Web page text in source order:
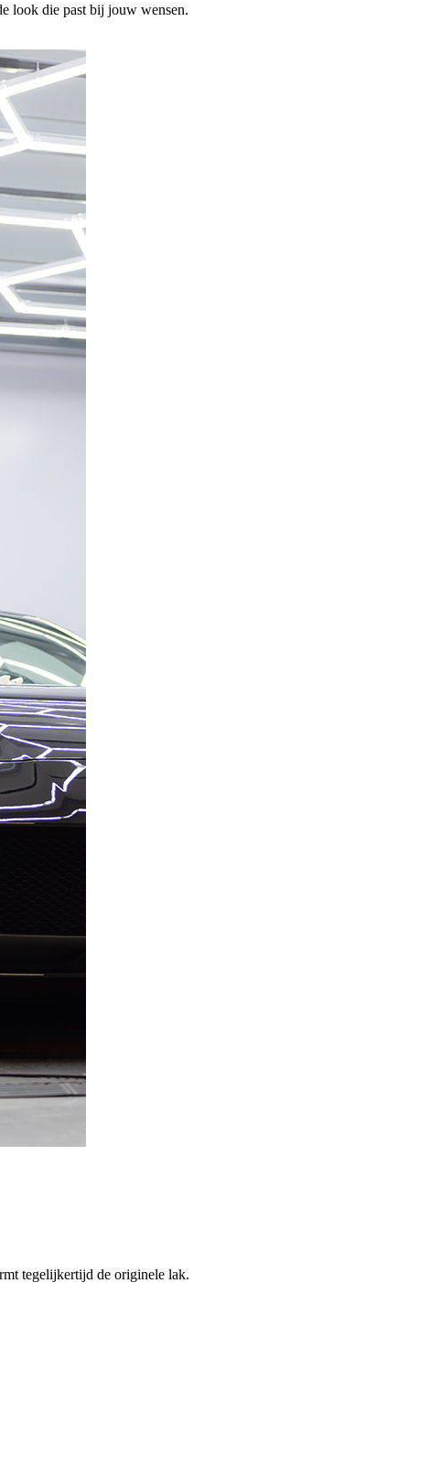
look die past bij jouw wensen.
tegelijkertijd de originele lak.